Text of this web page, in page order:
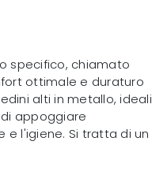
specifico, chiamato
ottimale e duraturo
alti in metallo, ideali
appoggiare
l'igiene. Si tratta di un